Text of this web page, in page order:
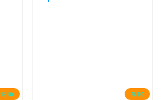
%10 %10